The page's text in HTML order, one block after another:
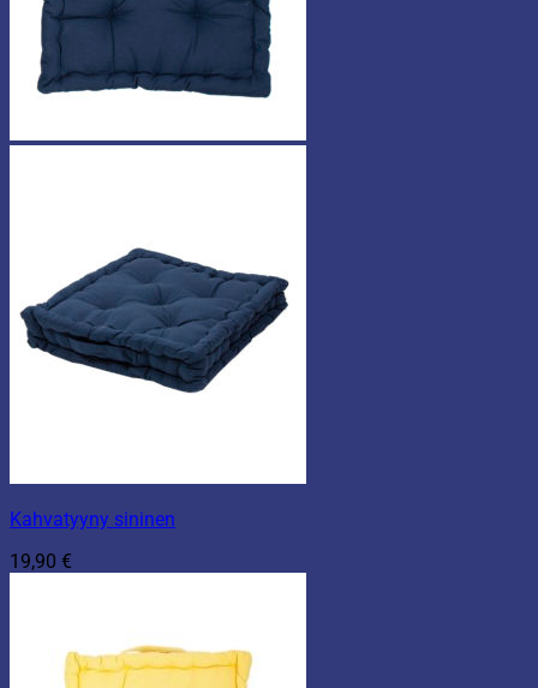
Kahvatyyny sininen
19,90 €